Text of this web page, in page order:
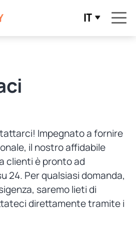
IT
Impegnato a fornire
il nostro affidabile
clienti è pronto ad
24. Per qualsiasi domanda,
saremo lieti di
direttamente tramite i